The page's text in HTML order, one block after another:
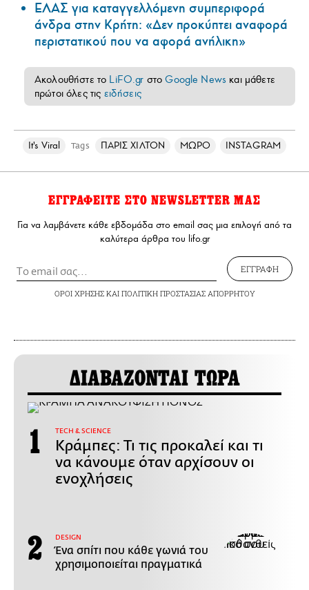
ΕΛΑΣ για καταγγελλόμενη συμπεριφορά
άνδρα στην Κρήτη: «Δεν προκύπτει αναφορά
περιστατικού που να αφορά ανήλικη»
Ακολουθήστε το LiFO.gr στοGoogle News και μάθετε
πρώτοι όλες τις ειδήσεις
It's Viral Tags ΠΑΡΙΣ ΧΙΛΤΟΝ ΜΩΡΟ INSTAGRAM
ΕΓΓΡΑΦΕΙΤΕ ΣΤΟ NEWSLETTER ΜΑΣ
Για να λαμβάνετε κάθε εβδομάδα στο email σας μια επιλογή από τα
καλύτερα άρθρα του lifo.gr
ΕΓΓΡΑΦΗ
ΟΡΟΙ ΧΡΗΣΗΣΚΑΙ ΠΟΛΙΤΙΚΗ ΠΡΟΣΤΑΣΙΑΣ ΑΠΟΡΡΗΤΟΥ
ΔΙΑΒΑΖΟΝΤΑΙ ΤΩΡΑ
ΤECH & SCIENCE
Κράμπες: Τι τις προκαλεί και τι
να κάνουμε όταν αρχίσουν οι
ενοχλήσεις
DESIGN
Ένα σπίτι που κάθε γωνιά του
χρησιμοποιείται πραγματικά